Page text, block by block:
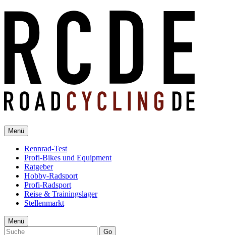
Menü
Rennrad-Test
Profi-Bikes und Equipment
Ratgeber
Hobby-Radsport
Profi-Radsport
Reise & Trainingslager
Stellenmarkt
Menü
Go